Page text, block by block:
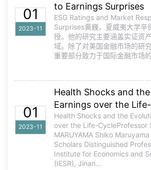
to Earnings Surprises
01
2023-11
ESG Ratings and Market
Surprises黄巍，夏威夷大学辛
授。他的研究主要涵盖实证资
域。除了对美国金融市场的研
重要部分致力于国际金融市场
Health Shocks and
Earnings over the
01
2023-11
Health Shocks and the
over the Life-CycleProfessor
MARUYAMA Shiko
Scholars Distinguished
Institute for Economics and
(IESR), Jinan...